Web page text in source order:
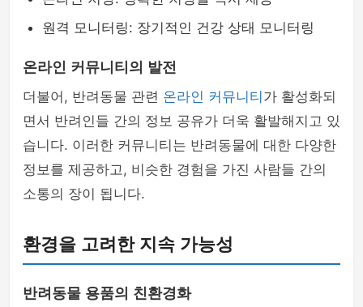
원격 모니터링: 장기적인 건강 상태 모니터링
온라인 커뮤니티의 발전
더불어, 반려동물 관련 온라인 커뮤니티 가 활성화되
면서 반려인들 간의 정보 공유가 더욱 활발해지고 있
습니다. 이러한 커뮤니티는 반려동물에 대한 다양한
정보를 제공하고, 비슷한 경험을 가진 사람들 간의
소통의 장이 됩니다.
환경을 고려한 지속 가능성
반려동물 용품의 친환경화